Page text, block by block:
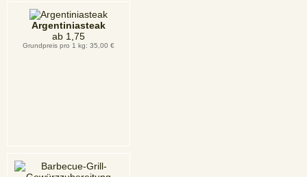
Argentiniasteak
ab 1,75
Grundpreis pro 1 kg: 35,00 €